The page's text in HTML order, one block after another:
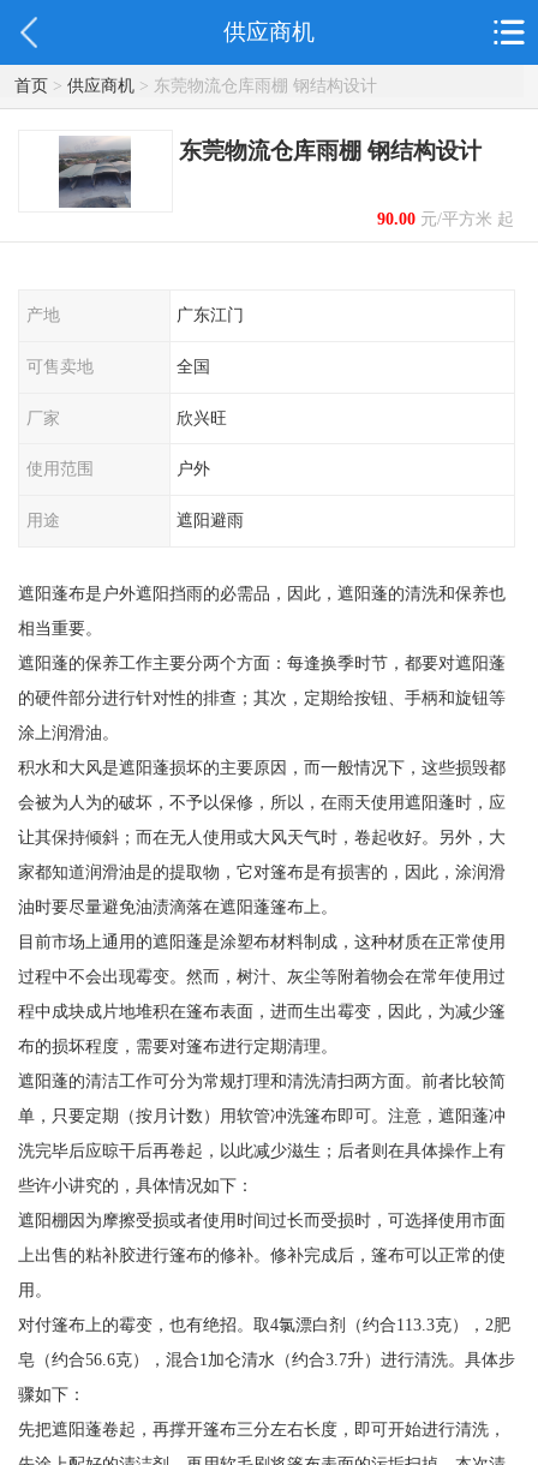
供应商机
首页> 供应商机> 东莞物流仓库雨棚 钢结构设计
东莞物流仓库雨棚 钢结构设计
90.00元/平方米 起
产地 广东江门
可售卖地 全国
厂家 欣兴旺
使用范围 户外
用途 遮阳避雨
遮阳蓬布是户外遮阳挡雨的必需品，因此，遮阳蓬的清洗和保养也
相当重要。
遮阳蓬的保养工作主要分两个方面：每逢换季时节，都要对遮阳蓬
的硬件部分进行针对性的排查；其次，定期给按钮、手柄和旋钮等
涂上润滑油。
积水和大风是遮阳蓬损坏的主要原因，而一般情况下，这些损毁都
会被为人为的破坏，不予以保修，所以，在雨天使用遮阳蓬时，应
让其保持倾斜；而在无人使用或大风天气时，卷起收好。另外，大
家都知道润滑油是的提取物，它对篷布是有损害的，因此，涂润滑
油时要尽量避免油渍滴落在遮阳蓬篷布上。
目前市场上通用的遮阳蓬是涂塑布材料制成，这种材质在正常使用
过程中不会出现霉变。然而，树汁、灰尘等附着物会在常年使用过
程中成块成片地堆积在篷布表面，进而生出霉变，因此，为减少篷
布的损坏程度，需要对篷布进行定期清理。
遮阳蓬的清洁工作可分为常规打理和清洗清扫两方面。前者比较简
单，只要定期（按月计数）用软管冲洗篷布即可。注意，遮阳蓬冲
洗完毕后应晾干后再卷起，以此减少滋生；后者则在具体操作上有
些许小讲究的，具体情况如下：
遮阳棚因为摩擦受损或者使用时间过长而受损时，可选择使用市面
上出售的粘补胶进行篷布的修补。修补完成后，篷布可以正常的使
用。
对付篷布上的霉变，也有绝招。取4氯漂白剂（约合113.3克），2肥
皂（约合56.6克），混合1加仑清水（约合3.7升）进行清洗。具体步
骤如下：
先把遮阳蓬卷起，再撑开篷布三分左右长度，即可开始进行清洗，